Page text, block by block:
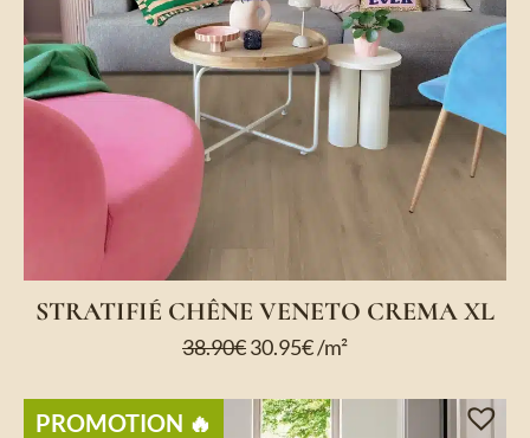
STRATIFIÉ CHÊNE VENETO CREMA XL
38.90€30.95€/m²
PROMOTION 🔥